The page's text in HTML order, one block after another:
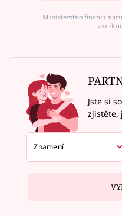
Ministerstvo financí
Jste si
zjistěte,